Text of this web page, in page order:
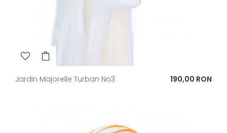
Jardin Majorelle Turban No3 Pret
190,00 RON